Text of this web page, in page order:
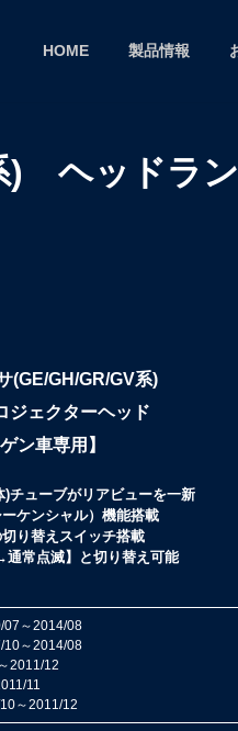
HOME 製品情報
) ヘッドラ
(GE/GH/GR/GV系)
ジェクターヘッド
ン車専用】
チューブがリアビューを一新
ケンシャル）機能搭載
り替えスイッチ搭載
常点滅】と切り替え可能
07～2014/08
10～2014/08
2011/12
11
～2011/12